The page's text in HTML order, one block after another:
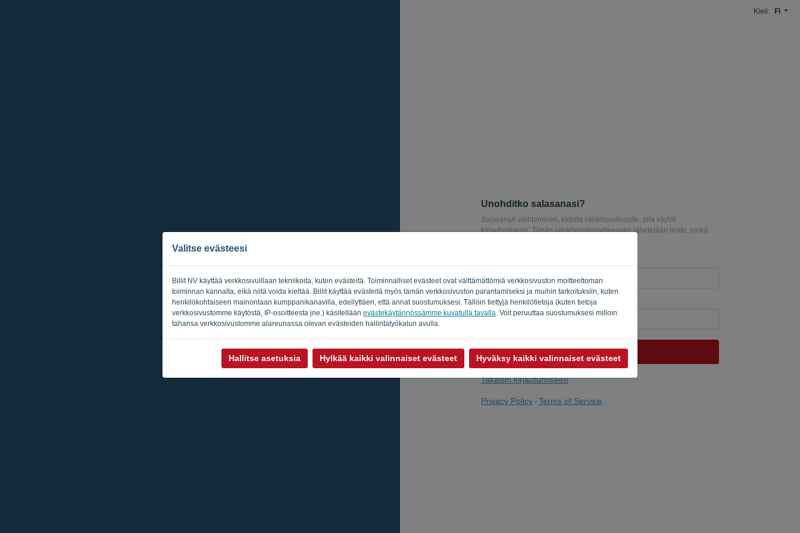
Valitse evästeesi
Billit NV käyttää verkkosivuillaan tekniikoita, kuten evästeitä. Toiminnalliset evästeet ovat välttämättömiä verkkosivuston moitteettoman
toiminnan kannalta, eikä niitä voida kieltää. Billit käyttää evästeitä myös tämän verkkosivuston parantamiseksi ja muihin tarkoituksiin, kuten
henkilökohtaiseen mainontaan kumppanikanavilla, edellyttäen, että annat suostumuksesi. Tällöin tiettyjä henkilötietoja (kuten tietoja
verkkosivustomme käytöstä, IP-osoitteesta jne.) käsitellään evästekäytännössämme kuvatulla tavalla . Voit peruuttaa suostumuksesi milloin
tahansa verkkosivustomme alareunassa olevan evästeiden hallintatyökalun avulla.
Hallitse asetuksia Hylkää kaikki valinnaiset evästeet Hyväksy kaikki valinnaiset evästeet
Kieli: FI
Unohditko salasanasi?
Salasanan vaihtaminen, kirjoita sähköpostiosoite, jota käytät
kirjautumiseen. Tähän sähköpostiosoitteeseen lähetetään linkki, jonka
Etkö ole tietokone? Täytä ' '.
LÄHETÄ LINKKI
Takaisin kirjautumiseen
Privacy Policy - Terms of Service